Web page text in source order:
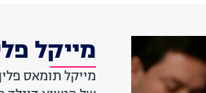
מייקל
מייקל תומאס